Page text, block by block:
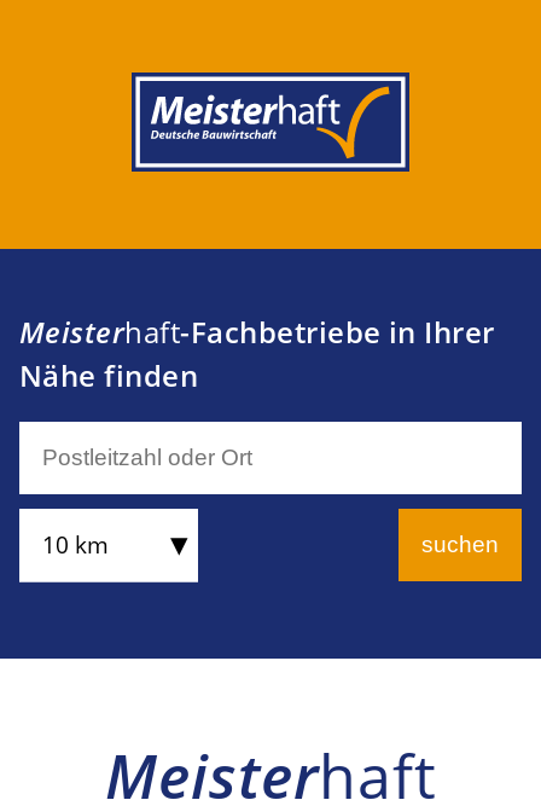
Meisterhaft-Fachbetriebe in Ihrer
Nähe finden
10 km
Meisterhaft